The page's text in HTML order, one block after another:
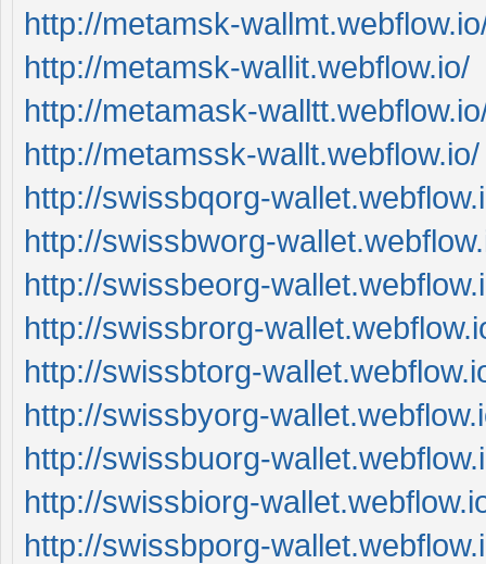
http://metamsk-
http://metamsk-wallit.webflow.io/
http://metamask-
http://metamssk-wallt.webflow.io/
http://swissbqorg-
http://swissbworg-
http://swissbeorg-
http://swissbrorg-
http://swissbtorg-
http://swissbyorg-
http://swissbuorg-
http://swissbiorg-
http://swissbporg-